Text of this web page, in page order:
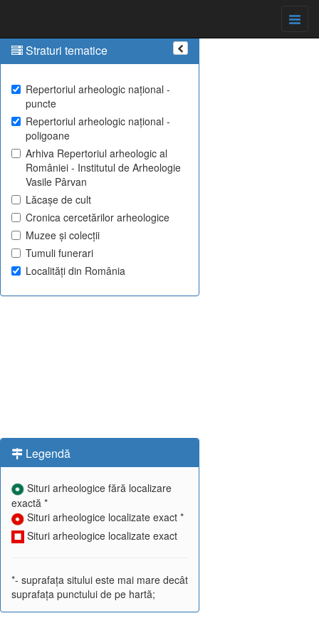
Straturi tematice
Repertoriul arheologic național -
puncte
Repertoriul arheologic național -
poligoane
Arhiva Repertoriul arheologic al
României - Institutul de Arheologie
Vasile Pârvan
Lăcașe de cult
Cronica cercetărilor arheologice
Muzee și colecții
Tumuli funerari
Localități din România
Legendă
Situri arheologice fără localizare
exactă *
Situri arheologice localizate exact *
Situri arheologice localizate exact
*- suprafața sitului este mai mare decât
suprafața punctului de pe hartă;